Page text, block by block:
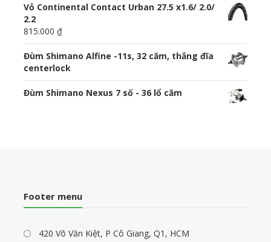
Vỏ Continental Contact Urban 27.5 x1.6/ 2.0/
2.2
815.000 ₫
Đùm Shimano Alfine -11s, 32 căm, thắng đĩa
centerlock
Đùm Shimano Nexus 7 số - 36 lổ căm
Footer menu
420 Võ Văn Kiệt, P Cô Giang, Q1, HCM